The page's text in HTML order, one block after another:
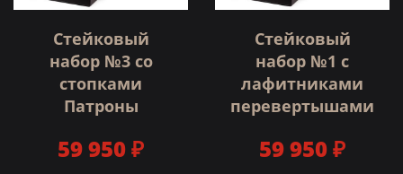
Стейковый
набор №3 со
стопками
Патроны
59 950 ₽
Стейковый
набор №1 с
лафитниками
перевертышами
59 950 ₽